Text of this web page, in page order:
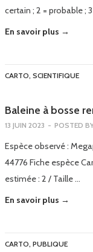
certain ; 2 = probable ;
En savoir plus →
CARTO, SCIENTIFIQUE
Baleine à bosse
13 JUIN 2023 - POSTED
Espèce observé :
44776 Fiche espèce
estimée : 2 / Taille …
En savoir plus →
CARTO, PUBLIQUE